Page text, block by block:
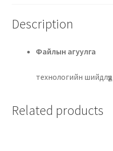
Description
технологийн
Related products